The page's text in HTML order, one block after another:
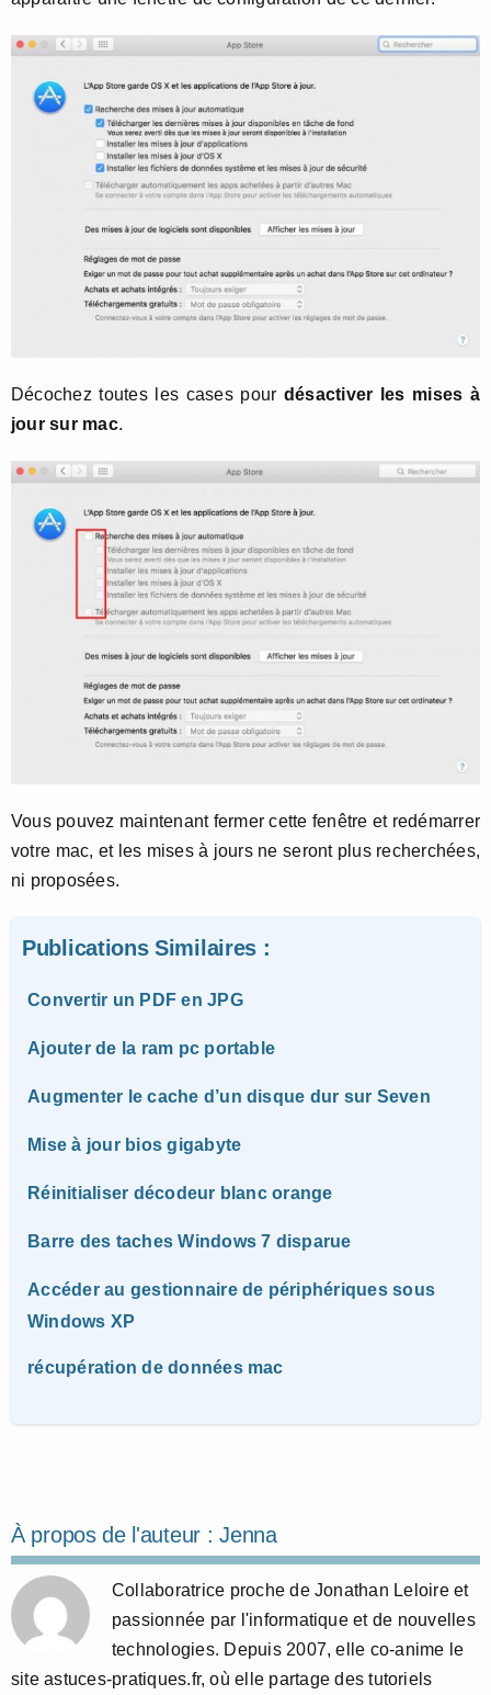
Décochez toutes les cases pour désactiver les mises à
jour sur mac.
Vous pouvez maintenant fermer cette fenêtre et redémarrer
votre mac, et les mises à jours ne seront plus recherchées,
ni proposées.
Publications Similaires :
Convertir un PDF en JPG
Ajouter de la ram pc portable
Augmenter le cache d’un disque dur sur Seven
Mise à jour bios gigabyte
Réinitialiser décodeur blanc orange
Barre des taches Windows 7 disparue
Accéder au gestionnaire de périphériques sous
Windows XP
récupération de données mac
À propos de l'auteur :Jenna
Collaboratrice proche de Jonathan Leloire et
passionnée par l'informatique et de nouvelles
technologies. Depuis 2007, elle co-anime le
site astuces-pratiques.fr, où elle partage des tutoriels